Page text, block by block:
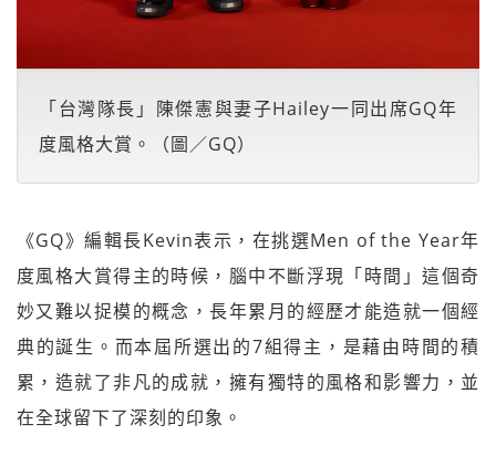
「台灣隊長」陳傑憲與妻子Hailey一同出席GQ年
度風格大賞。（圖／GQ）
《GQ》編輯長Kevin表示，在挑選Men of the Year年
度風格大賞得主的時候，腦中不斷浮現「時間」這個奇
妙又難以捉模的概念，長年累月的經歷才能造就一個經
典的誕生。而本屆所選出的7組得主，是藉由時間的積
累，造就了非凡的成就，擁有獨特的風格和影響力，並
在全球留下了深刻的印象。